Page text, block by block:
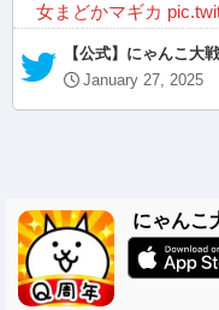
女まどかマギカ
— 【公式】にゃんこ
January 27, 2025
にゃんこ